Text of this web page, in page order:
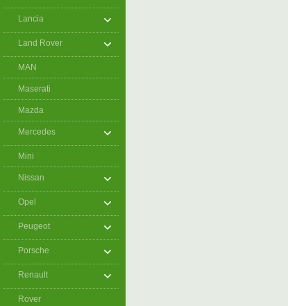
Lancia
Land Rover
MAN
Maserati
Mazda
Mercedes
Mini
Nissan
Opel
Peugeot
Porsche
Renault
Rover